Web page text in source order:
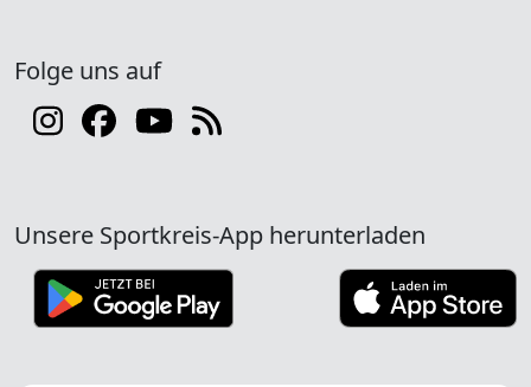
Folge uns auf
Unsere Sportkreis-App herunterladen